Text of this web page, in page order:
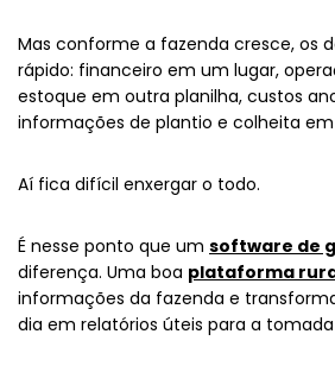
Mas conforme a fazenda cresce, os
rápido: financeiro em um lugar,
estoque em outra planilha, custos
informações de plantio e colheita
Aí fica difícil enxergar o todo.
É nesse ponto que um software de
diferença. Uma boa plataforma
informações da fazenda e
dia em relatórios úteis para a